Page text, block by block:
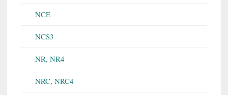
NCE
NCS3
NR, NR4
NRC, NRC4